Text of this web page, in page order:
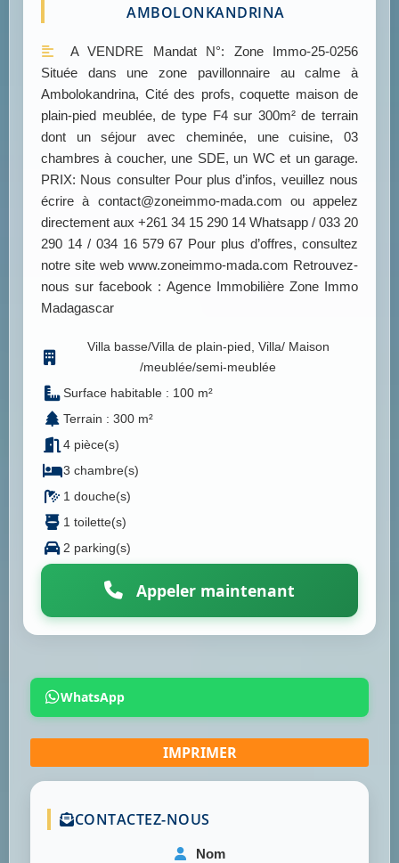
AMBOLONKANDRINA
A VENDRE Mandat N°: Zone Immo-25-0256
Située dans une zone pavillonnaire au calme à
Ambolokandrina, Cité des profs, coquette maison de
plain-pied meublée, de type F4 sur 300m² de terrain
dont un séjour avec cheminée, une cuisine, 03
chambres à coucher, une SDE, un WC et un garage.
PRIX: Nous consulter Pour plus d’infos, veuillez nous
écrire à contact@zoneimmo-mada.com ou appelez
directement aux +261 34 15 290 14 Whatsapp / 033 20
290 14 / 034 16 579 67 Pour plus d’offres, consultez
notre site web www.zoneimmo-mada.com Retrouvez-
nous sur facebook : Agence Immobilière Zone Immo
Madagascar
Villa basse/Villa de plain-pied, Villa/ Maison
/meublée/semi-meublée
Surface habitable : 100 m²
Terrain : 300 m²
4 pièce(s)
3 chambre(s)
1 douche(s)
1 toilette(s)
2 parking(s)
Appeler maintenant
WhatsApp
CONTACTEZ-NOUS
Nom